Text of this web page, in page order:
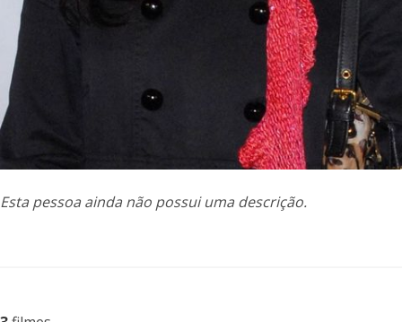
Esta pessoa ainda não possui uma descrição.